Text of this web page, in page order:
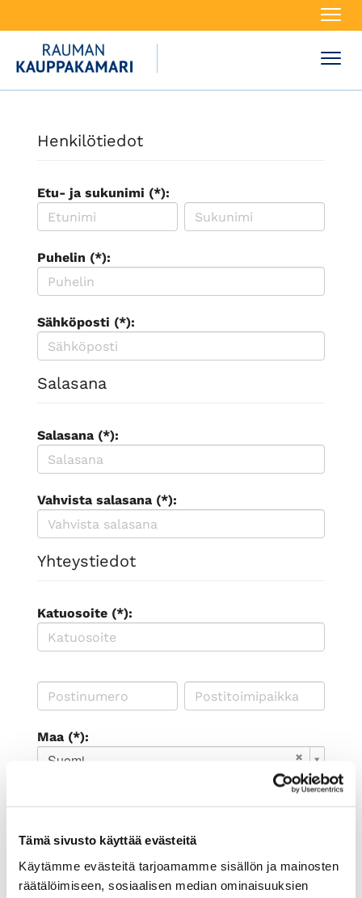
Tämä sivusto käyttää evästeitä
Käytämme evästeitä tarjoamamme sisällön ja mainosten
räätälöimiseen, sosiaalisen median ominaisuuksien
Henkilötiedot
Etu- ja sukunimi (*):
Puhelin (*):
Sähköposti (*):
Salasana
Salasana (*):
Vahvista salasana (*):
Yhteystiedot
Katuosoite (*):
Maa (*):
Suomi
Rekisteröidy
uutiskirjeen
Olen lukenut tietosuojaselosteen ja
hyväksyn henkilötietojeni käsittelyn (*)